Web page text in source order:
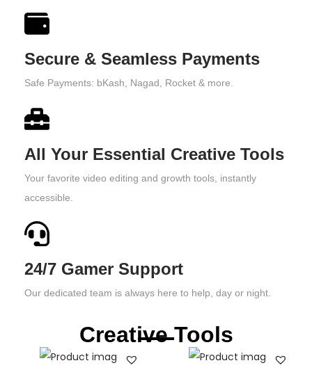
Secure & Seamless Payments
Safe Payments: bKash, Nagad, Rocket & more.
All Your Essential Creative Tools
Your favorite video editing and growth tools, instantly
accessible.
24/7 Gamer Support
Our dedicated team is always here to help, day or night.
Creative Tools